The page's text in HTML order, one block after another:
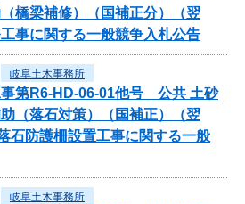
橋梁補修）（国補正分）（翌
事に関する一般競争入札公告
岐阜土木事務所
事第R6-HD-06-01他号 公共 土砂
（落石対策）（国補正）（翌
石防護柵設置工事に関する一般
岐阜土木事務所